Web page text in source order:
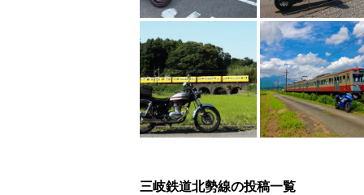
三岐鉄道北勢線の投稿一覧